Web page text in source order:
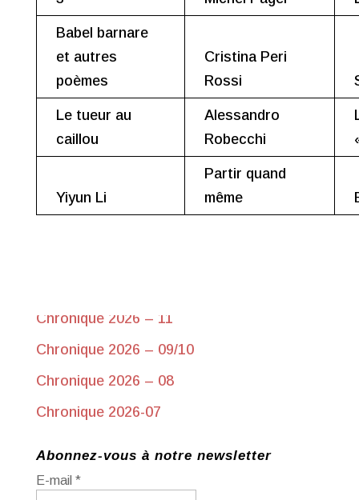
Babel barnare
et autres
poèmes
Cristina Peri
Rossi
Le tueur au
caillou
Alessandro
Robecchi
Yiyun Li
Partir quand
même
Chronique 2026 – 11
Chronique 2026 – 09/10
Chronique 2026 – 08
Chronique 2026-07
Abonnez-vous à notre newsletter
E-mail *